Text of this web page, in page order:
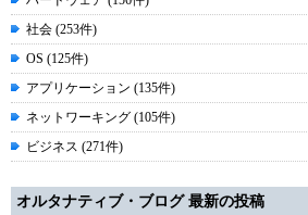
社会 (253件)
OS (125件)
アプリケーション (135件)
ネットワーキング (105件)
ビジネス (271件)
オルタナティブ・ブログ 最新の投稿